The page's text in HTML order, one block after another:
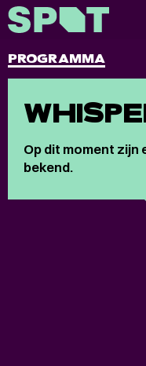
PROGRAMMA
Op dit moment
bekend.